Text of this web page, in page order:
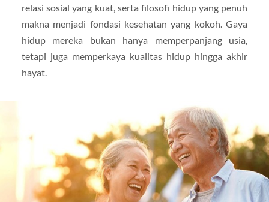
relasi sosial yang kuat, serta filosofi hidup yang penuh
makna menjadi fondasi kesehatan yang kokoh. Gaya
hidup mereka bukan hanya memperpanjang usia,
tetapi juga memperkaya kualitas hidup hingga akhir
hayat.